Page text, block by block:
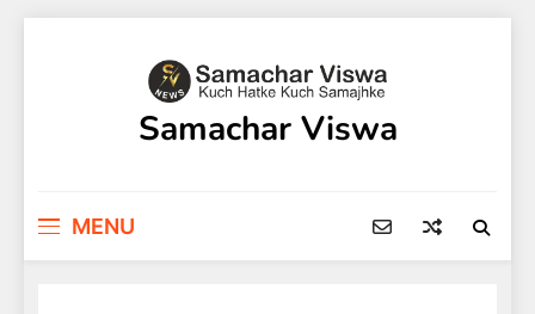
Samachar Viswa
MENU